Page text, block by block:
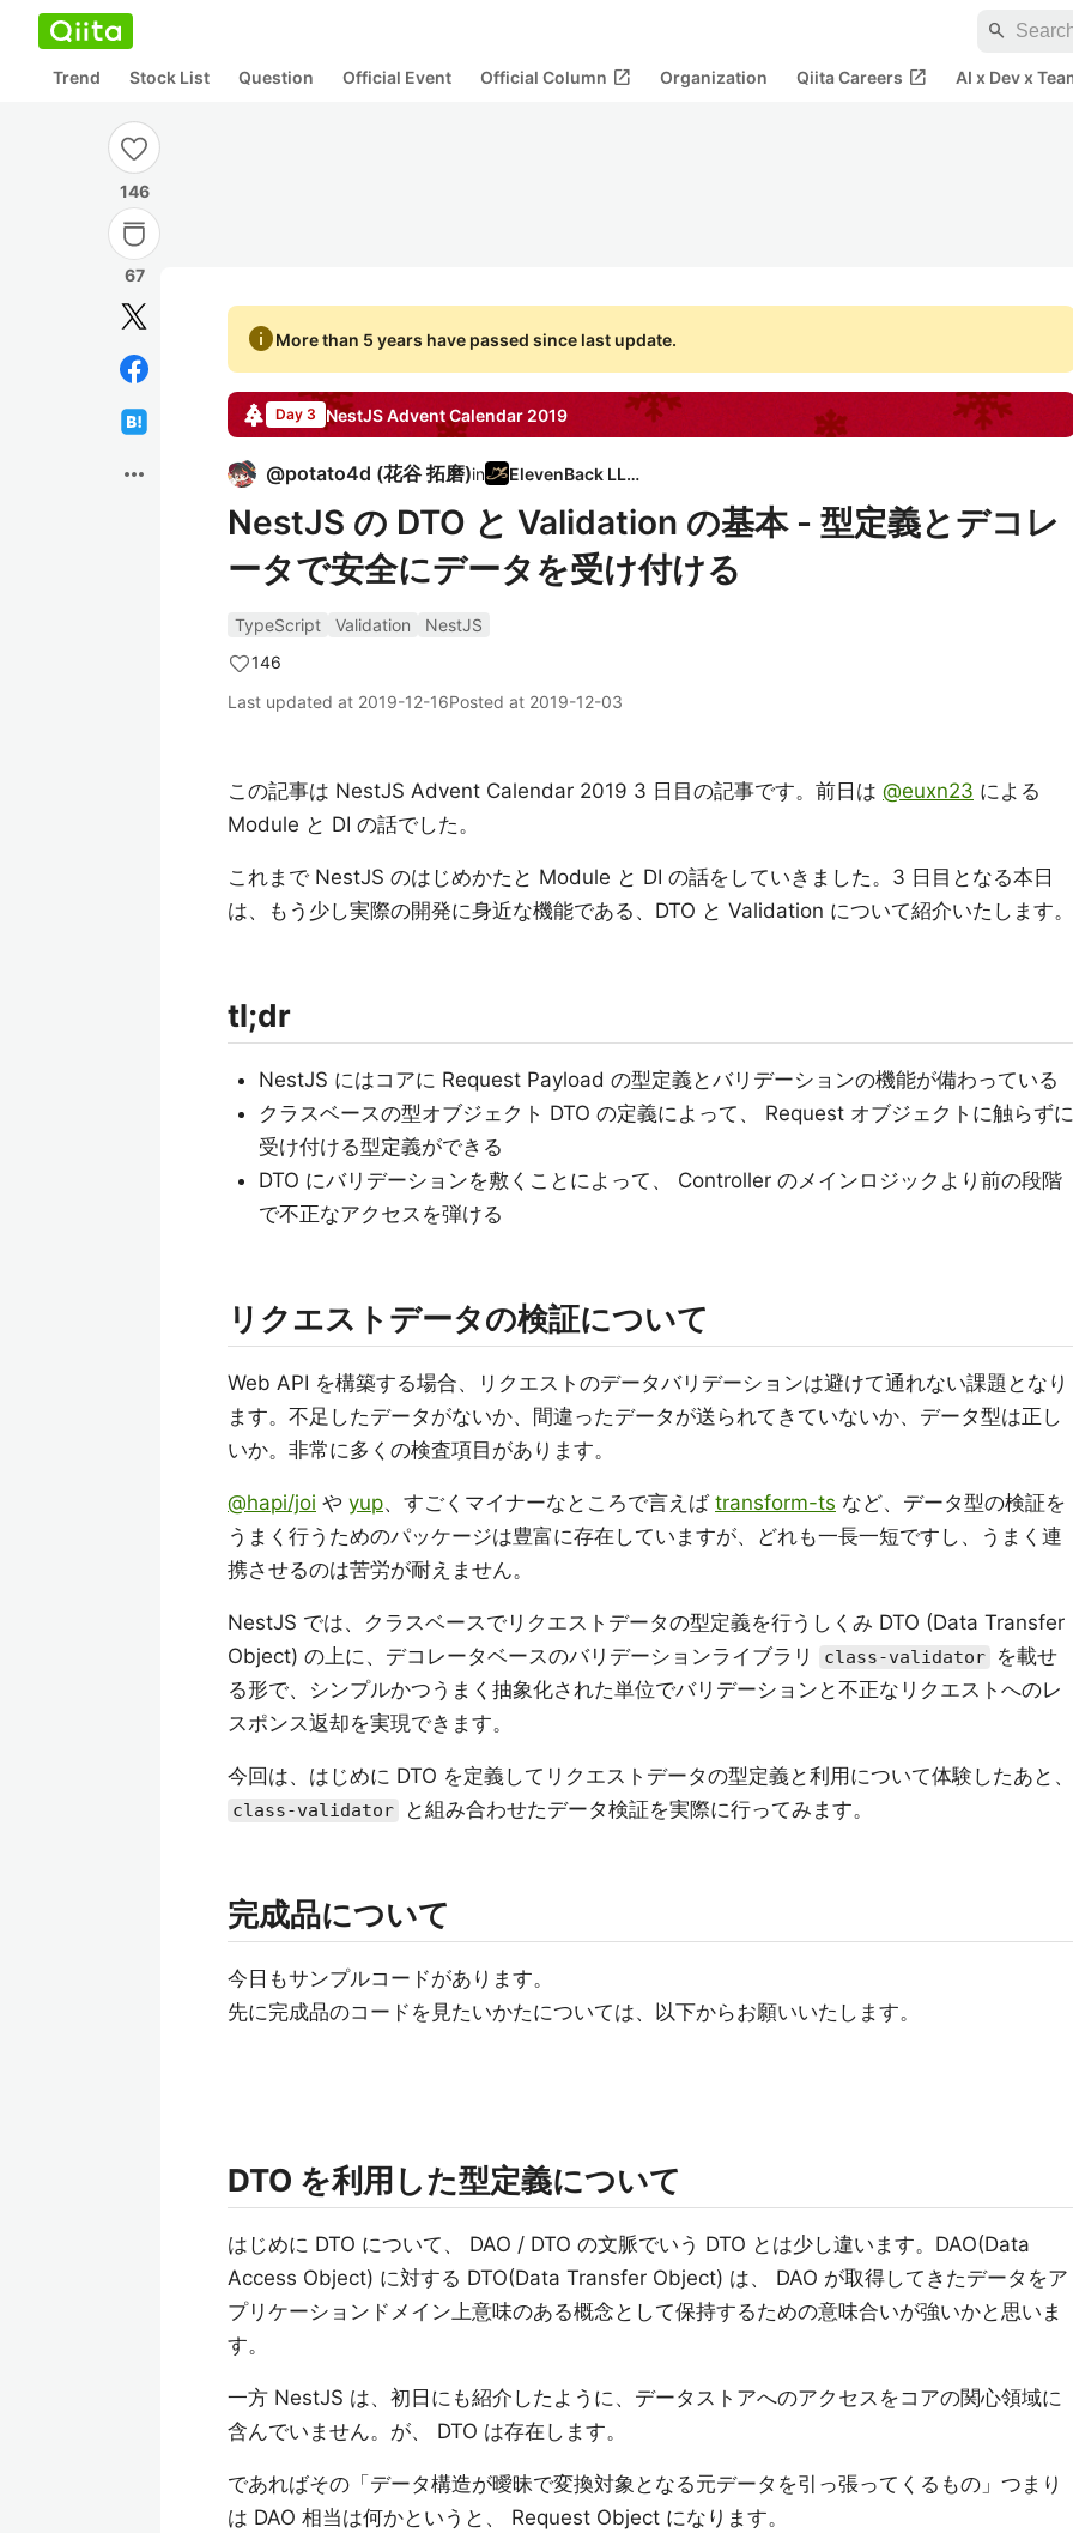
search
Trend Stock List Question Official Event Official Column open_in_new Organization Qiita Careers open_in_new AI x Dev x
146
67
more_horiz
infoMore than 5 years have passed since last update.
Day 3 NestJSAdvent Calendar 2019
@potato4d (花谷 拓磨)in ElevenBack LLC.
NestJS の DTO と Validation の基本 - 型定義とデコレ
ータで安全にデータを受け付ける
TypeScript Validation
NestJS
146
Last updated at 2019-12-16Posted at 2019-12-03
この記事は NestJS Advent Calendar 2019 3 日目の記事です。前日は @euxn23 による
Module と DI の話でした。
これまで NestJS のはじめかたと Module と DI の話をしていきました。3 日目となる本日
は、もう少し実際の開発に身近な機能である、DTO と Validation について紹介いたします。
tl;dr
NestJS にはコアに Request Payload の型定義とバリデーションの機能が備わっている
クラスベースの型オブジェクト DTO の定義によって、 Request オブジェクトに触らずに
受け付ける型定義ができる
DTO にバリデーションを敷くことによって、 Controller のメインロジックより前の段階
で不正なアクセスを弾ける
リクエストデータの検証について
Web API を構築する場合、リクエストのデータバリデーションは避けて通れない課題となり
ます。不足したデータがないか、間違ったデータが送られてきていないか、データ型は正し
いか。非常に多くの検査項目があります。
@hapi/joi や yup、すごくマイナーなところで言えば transform-ts など、データ型の検証を
うまく行うためのパッケージは豊富に存在していますが、どれも一長一短ですし、うまく連
携させるのは苦労が耐えません。
NestJS では、クラスベースでリクエストデータの型定義を行うしくみ DTO (Data Transfer
Object) の上に、デコレータベースのバリデーションライブラリ
class-validator
を載せ
る形で、シンプルかつうまく抽象化された単位でバリデーションと不正なリクエストへのレ
スポンス返却を実現できます。
今回は、はじめに DTO を定義してリクエストデータの型定義と利用について体験したあと、
class-validator と組み合わせたデータ検証を実際に行ってみます。
完成品について
今日もサンプルコードがあります。
先に完成品のコードを見たいかたについては、以下からお願いいたします。
DTO を利用した型定義について
はじめに DTO について、 DAO / DTO の文脈でいう DTO とは少し違います。DAO(Data
Access Object) に対する DTO(Data Transfer Object) は、 DAO が取得してきたデータをア
プリケーションドメイン上意味のある概念として保持するための意味合いが強いかと思いま
す。
一方 NestJS は、初日にも紹介したように、データストアへのアクセスをコアの関心領域に
含んでいません。が、 DTO は存在します。
であればその「データ構造が曖昧で変換対象となる元データを引っ張ってくるもの」つまり
は DAO 相当は何かというと、 Request Object になります。